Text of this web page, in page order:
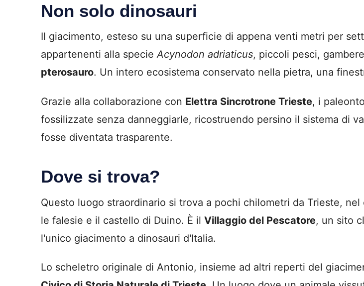
Non solo dinosauri
Il giacimento, esteso su una superficie di appena venti metri per
appartenenti alla specieAcynodon adriaticus, piccoli pesci,
pterosauro. Un intero ecosistema conservato nella pietra, una
Grazie alla collaborazione con Elettra Sincrotrone Trieste, i
fossilizzate senza danneggiarle, ricostruendo persino il sistema di
fosse diventata trasparente.
Dove si trova?
Questo luogo straordinario si trova a pochi chilometri da Trieste, nel
le falesie e il castello di Duino. È il Villaggio del Pescatore, un sito
l'unico giacimento a dinosauri d'Italia.
Lo scheletro originale di Antonio, insieme ad altri reperti del